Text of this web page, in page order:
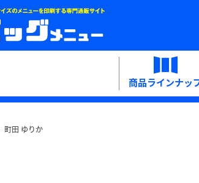
商品ラインナッ
町田 ゆりか